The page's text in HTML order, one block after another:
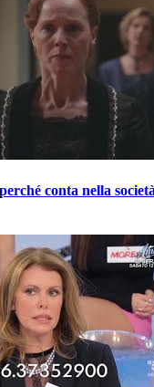
conta nella